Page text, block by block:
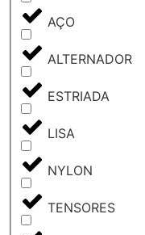
AÇO
ALTERNADOR
ESTRIADA
LISA
NYLON
TENSORES